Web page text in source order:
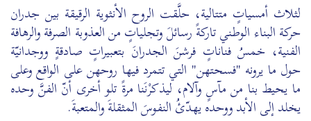
لثلاث أمسياتٍ متتالية، حلَّقت الروح الأنثوية الرقيقة بين جدران
حركة البناء الوطني تاركةً رسائلَ وتجلياتٍ من العذوبة الصرفة والرهافة
الفنية، خمسُ فناناتٍ فرشنَ الجدرانَ بتعبيراتٍ صادقةٍ ووجدانيّة
حول ما يرونه "فسحتهن" التي تتمرد فيها روحهن على الواقع وعلى
ما يحيط بنا من مآسٍ وآلام، ليذكرْنَنا مرةً تلو أخرى أنّ الفنَّ وحده
يخلد إلى الأبد ووحده يهدّئُ النفوسَ المثقلةَ والمتعبةَ.